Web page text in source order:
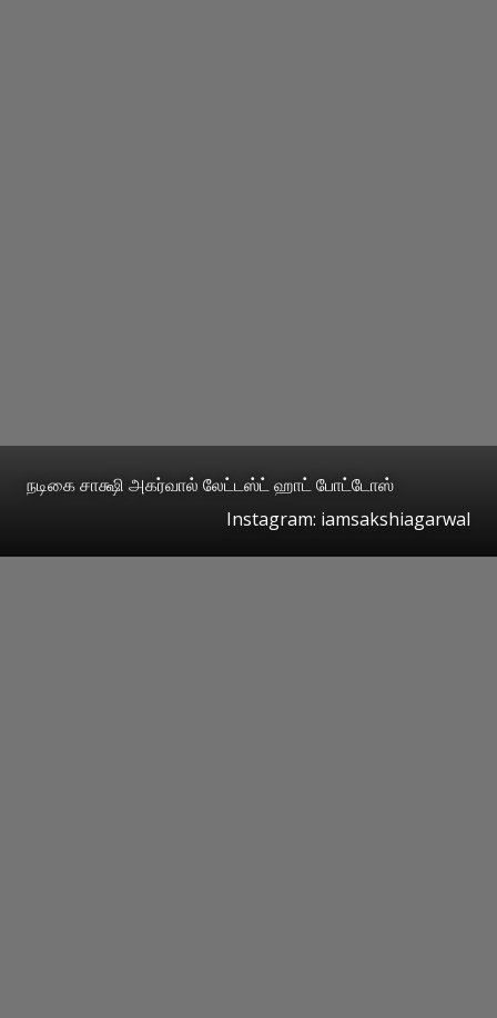
நடிகை சாக்ஷி அகர்வால் லேட்டஸ்ட் ஹாட் போட்டோஸ்
Instagram: iamsakshiagarwal